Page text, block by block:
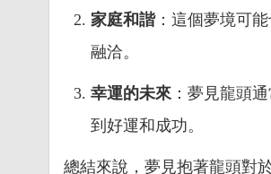
家庭和諧：這個夢境可
融洽。
幸運的未來：夢見龍頭
到好運和成功。
總結來說，夢見抱著龍頭對